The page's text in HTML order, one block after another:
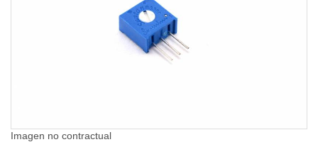
Imagen no contractual